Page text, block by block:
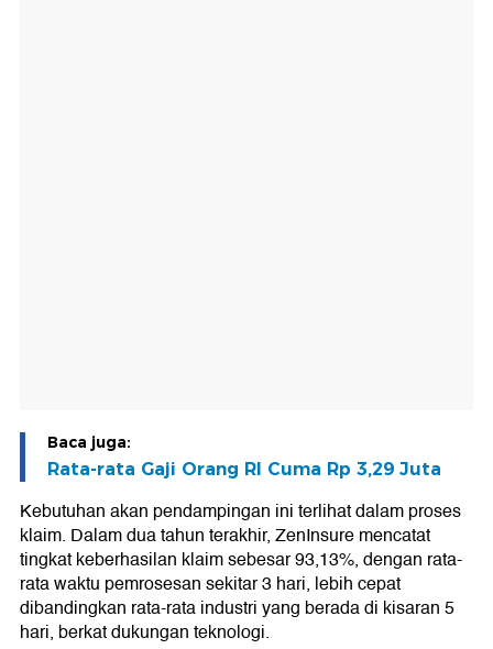
Baca juga:
Rata-rata Gaji Orang RI Cuma Rp 3,29 Juta
Kebutuhan akan pendampingan ini terlihat dalam proses
klaim. Dalam dua tahun terakhir, ZenInsure mencatat
tingkat keberhasilan klaim sebesar 93,13%, dengan rata-
rata waktu pemrosesan sekitar 3 hari, lebih cepat
dibandingkan rata-rata industri yang berada di kisaran 5
hari, berkat dukungan teknologi.